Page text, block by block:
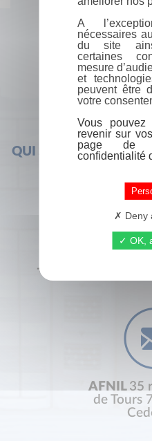
QUI SOMMES-NOUS ?
+33 (0) 1 44 41 29 19
AFNIL 35
de Tours
A
nécessaires
du site
certaines
mesure
et
peuvent être
votre
Vous
revenir sur
page de
confidentialité
Deny
OK,